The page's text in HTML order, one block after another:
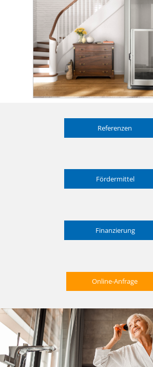
Referenzen
Fördermittel
Finanzierung
Online-Anfrage